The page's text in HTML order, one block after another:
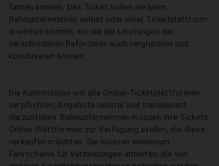
fahren können. Das Ticket sollen sie beim
Bahnunternehmen selbst oder einer Ticketplattform
erwerben können, wo sie die Leistungen der
verschiedenen Beförderer auch vergleichen und
kombinieren können.
Die Kommission will alle Online-Ticketplattformen
verpflichten, Angebote neutral und transparent
darzustellen. Bahnunternehmen müssen ihre Tickets
Online-Plattformen zur Verfügung stellen, die diese
verkaufen möchten. Sie müssen wiederum
Fahrscheine für Verbindungen anbieten, die von